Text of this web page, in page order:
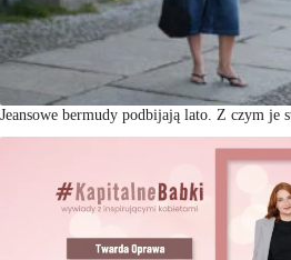
Jeansowe bermudy podbijają lato. Z czym je